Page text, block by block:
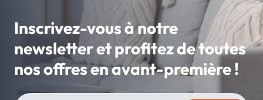
Inscrivez-vous à notre
newsletter et profitez de toutes
nos offres en avant-première !